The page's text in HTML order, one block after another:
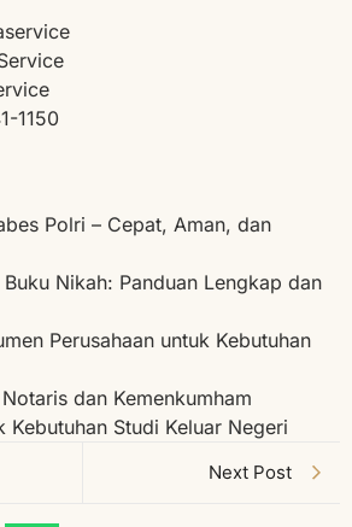
1150
Polri – Cepat, Aman, dan
Nikah: Panduan Lengkap dan
Perusahaan untuk Kebutuhan
dan Kemenkumham
Kebutuhan Studi Keluar Negeri
Next Post